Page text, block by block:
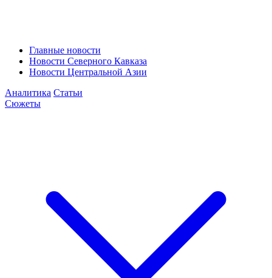
Главные новости
Новости Северного Кавказа
Новости Центральной Азии
Аналитика Статьи
Сюжеты